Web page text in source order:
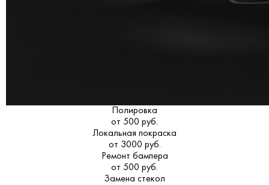
Полировка
от 500 руб.
Локальная покраска
от 3000 руб.
Ремонт бампера
от 500 руб.
Замена стекол